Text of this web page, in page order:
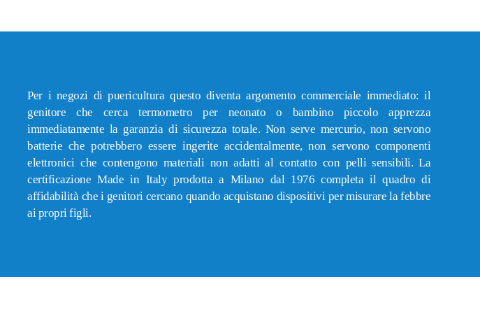
Per i negozi di puericultura questo diventa argomento commerciale immediato: il
genitore che cerca termometro per neonato o bambino piccolo apprezza
immediatamente la garanzia di sicurezza totale. Non serve mercurio, non servono
batterie che potrebbero essere ingerite accidentalmente, non servono componenti
elettronici che contengono materiali non adatti al contatto con pelli sensibili. La
certificazione Made in Italy prodotta a Milano dal 1976 completa il quadro di
affidabilità che i genitori cercano quando acquistano dispositivi per misurare la febbre
ai propri figli.